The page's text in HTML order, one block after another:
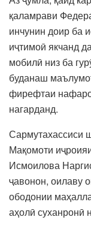
қаламрави
инчунин доир ба
иҷтимоӣ якчанд
мобилӣ низ ба
буданаш
фирефтаи
нагарданд.
Сармутахассиси
Мақомоти
Исмоилова
ҷавонон, оилаву
ободонии
аҳолӣ суханронӣ